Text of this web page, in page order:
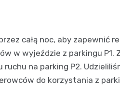
całą noc, aby zapewnić
w wyjeździe z parkingu P1.
na parking P2.
do korzystania z